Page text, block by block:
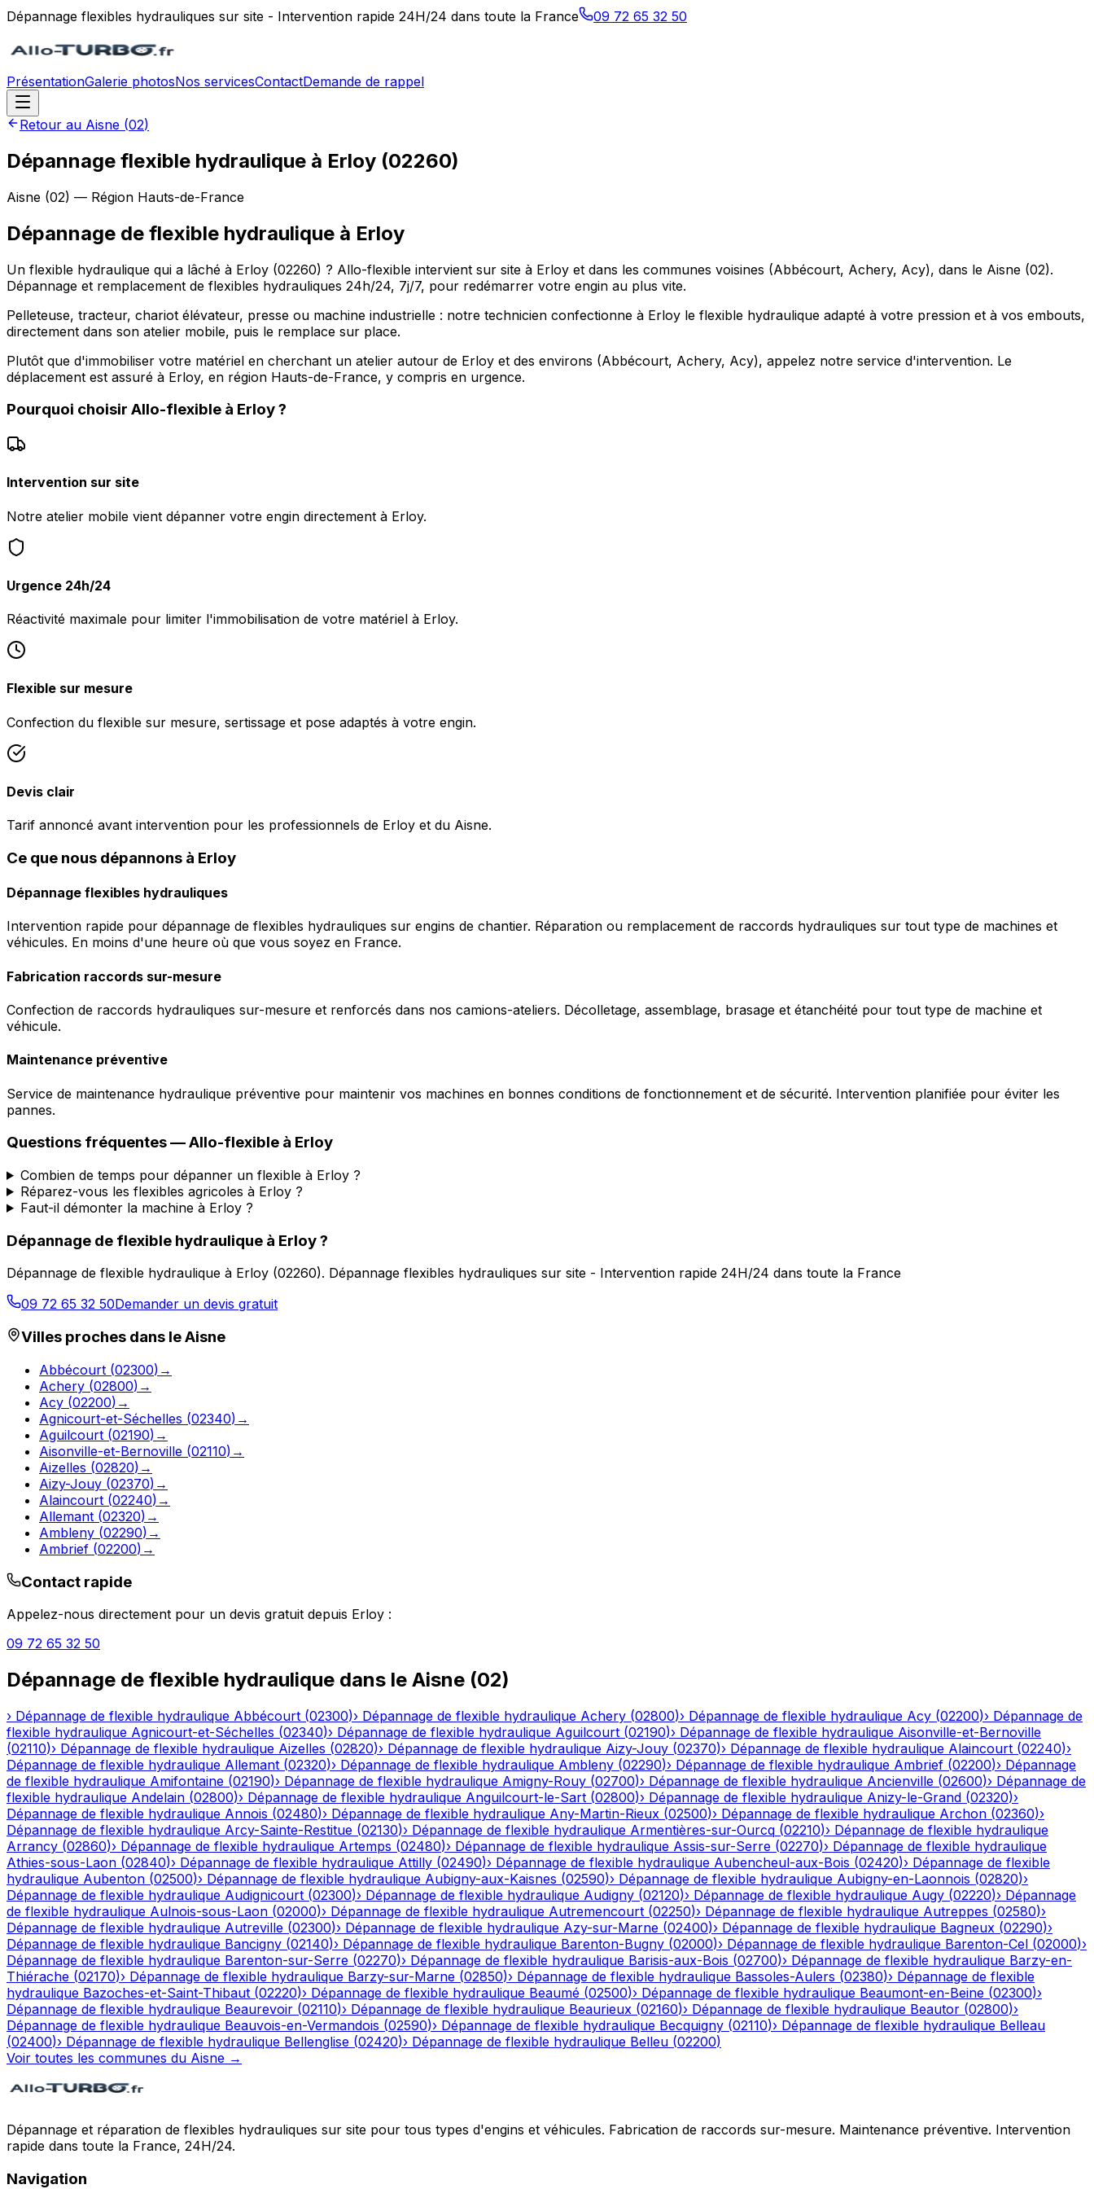
Dépannage flexibles hydrauliques sur site - Intervention rapide 24H/24 dans toute la France 09 72 65 32 50
PrésentationGalerie photosNos servicesContactDemande de rappel
Retour au Aisne (02)
Dépannage flexible hydraulique à Erloy (02260)
Aisne (02) — Région Hauts-de-France
Dépannage de flexible hydraulique à Erloy
Un flexible hydraulique qui a lâché à Erloy (02260) ? Allo-flexible intervient sur site à Erloy et dans les communes voisines (Abbécourt, Achery, Acy), dans le Aisne (02).
Dépannage et remplacement de flexibles hydrauliques 24h/24, 7j/7, pour redémarrer votre engin au plus vite.
Pelleteuse, tracteur, chariot élévateur, presse ou machine industrielle : notre technicien confectionne à Erloy le flexible hydraulique adapté à votre pression et à vos embouts,
directement dans son atelier mobile, puis le remplace sur place.
Plutôt que d'immobiliser votre matériel en cherchant un atelier autour de Erloy et des environs (Abbécourt, Achery, Acy), appelez notre service d'intervention. Le
déplacement est assuré à Erloy, en région Hauts-de-France, y compris en urgence.
Pourquoi choisir Allo-flexible à Erloy?
Intervention sur site
Notre atelier mobile vient dépanner votre engin directement à Erloy.
Urgence 24h/24
Réactivité maximale pour limiter l'immobilisation de votre matériel à Erloy.
Flexible sur mesure
Confection du flexible sur mesure, sertissage et pose adaptés à votre engin.
Devis clair
Tarif annoncé avant intervention pour les professionnels de Erloy et du Aisne.
Ce que nous dépannons à Erloy
Dépannage flexibles hydrauliques
Intervention rapide pour dépannage de flexibles hydrauliques sur engins de chantier. Réparation ou remplacement de raccords hydrauliques sur tout type de machines et
véhicules. En moins d'une heure où que vous soyez en France.
Fabrication raccords sur-mesure
Confection de raccords hydrauliques sur-mesure et renforcés dans nos camions-ateliers. Décolletage, assemblage, brasage et étanchéité pour tout type de machine et
véhicule.
Maintenance préventive
Service de maintenance hydraulique préventive pour maintenir vos machines en bonnes conditions de fonctionnement et de sécurité. Intervention planifiée pour éviter les
pannes.
Questions fréquentes —Allo-flexible à Erloy
Combien de temps pour dépanner un flexible à Erloy ?
Réparez-vous les flexibles agricoles à Erloy ?
Faut-il démonter la machine à Erloy ?
Dépannage de flexible hydraulique à Erloy?
Dépannage de flexible hydraulique à Erloy (02260). Dépannage flexibles hydrauliques sur site - Intervention rapide 24H/24 dans toute la France
09 72 65 32 50Demander un devis gratuit
Villes proches dans leAisne
Abbécourt (02300) →
Achery (02800) →
Acy (02200) →
Agnicourt-et-Séchelles (02340) →
Aguilcourt (02190) →
Aisonville-et-Bernoville (02110) →
Aizelles (02820) →
Aizy-Jouy (02370) →
Alaincourt (02240) →
Allemant (02320) →
Ambleny (02290) →
Ambrief (02200) →
Contact rapide
Appelez-nous directement pour un devis gratuit depuis Erloy :
09 72 65 32 50
Dépannage de flexible hydraulique dans le Aisne (02)
› Dépannage de flexible hydraulique Abbécourt (02300)› Dépannage de flexible hydraulique Achery (02800)› Dépannage de flexible hydraulique Acy (02200)› Dépannage de
flexible hydraulique Agnicourt-et-Séchelles (02340)› Dépannage de flexible hydraulique Aguilcourt (02190)› Dépannage de flexible hydraulique Aisonville-et-Bernoville
(02110)› Dépannage de flexible hydraulique Aizelles (02820)› Dépannage de flexible hydraulique Aizy-Jouy (02370)› Dépannage de flexible hydraulique Alaincourt (02240)›
Dépannage de flexible hydraulique Allemant (02320)› Dépannage de flexible hydraulique Ambleny (02290)› Dépannage de flexible hydraulique Ambrief (02200)› Dépannage
de flexible hydraulique Amifontaine (02190)› Dépannage de flexible hydraulique Amigny-Rouy (02700)› Dépannage de flexible hydraulique Ancienville (02600)› Dépannage de
flexible hydraulique Andelain (02800)› Dépannage de flexible hydraulique Anguilcourt-le-Sart (02800)› Dépannage de flexible hydraulique Anizy-le-Grand (02320)›
Dépannage de flexible hydraulique Annois (02480)› Dépannage de flexible hydraulique Any-Martin-Rieux (02500)› Dépannage de flexible hydraulique Archon (02360)›
Dépannage de flexible hydraulique Arcy-Sainte-Restitue (02130)› Dépannage de flexible hydraulique Armentières-sur-Ourcq (02210)› Dépannage de flexible hydraulique
Arrancy (02860)› Dépannage de flexible hydraulique Artemps (02480)› Dépannage de flexible hydraulique Assis-sur-Serre (02270)› Dépannage de flexible hydraulique
Athies-sous-Laon (02840)› Dépannage de flexible hydraulique Attilly (02490)› Dépannage de flexible hydraulique Aubencheul-aux-Bois (02420)› Dépannage de flexible
hydraulique Aubenton (02500)› Dépannage de flexible hydraulique Aubigny-aux-Kaisnes (02590)› Dépannage de flexible hydraulique Aubigny-en-Laonnois (02820)›
Dépannage de flexible hydraulique Audignicourt (02300)› Dépannage de flexible hydraulique Audigny (02120)› Dépannage de flexible hydraulique Augy (02220)› Dépannage
de flexible hydraulique Aulnois-sous-Laon (02000)› Dépannage de flexible hydraulique Autremencourt (02250)› Dépannage de flexible hydraulique Autreppes (02580)›
Dépannage de flexible hydraulique Autreville (02300)› Dépannage de flexible hydraulique Azy-sur-Marne (02400)› Dépannage de flexible hydraulique Bagneux (02290)›
Dépannage de flexible hydraulique Bancigny (02140)› Dépannage de flexible hydraulique Barenton-Bugny (02000)› Dépannage de flexible hydraulique Barenton-Cel (02000)›
Dépannage de flexible hydraulique Barenton-sur-Serre (02270)› Dépannage de flexible hydraulique Barisis-aux-Bois (02700)› Dépannage de flexible hydraulique Barzy-en-
Thiérache (02170)› Dépannage de flexible hydraulique Barzy-sur-Marne (02850)› Dépannage de flexible hydraulique Bassoles-Aulers (02380)› Dépannage de flexible
hydraulique Bazoches-et-Saint-Thibaut (02220)› Dépannage de flexible hydraulique Beaumé (02500)› Dépannage de flexible hydraulique Beaumont-en-Beine (02300)›
Dépannage de flexible hydraulique Beaurevoir (02110)› Dépannage de flexible hydraulique Beaurieux (02160)› Dépannage de flexible hydraulique Beautor (02800)›
Dépannage de flexible hydraulique Beauvois-en-Vermandois (02590)› Dépannage de flexible hydraulique Becquigny (02110)› Dépannage de flexible hydraulique Belleau
(02400)› Dépannage de flexible hydraulique Bellenglise (02420)› Dépannage de flexible hydraulique Belleu (02200)
Voir toutes les communes du Aisne →
Dépannage et réparation de flexibles hydrauliques sur site pour tous types d'engins et véhicules. Fabrication de raccords sur-mesure. Maintenance préventive. Intervention
rapide dans toute la France, 24H/24.
Navigation